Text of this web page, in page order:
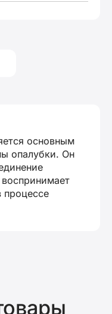
основным
опалубки. Он
процессе